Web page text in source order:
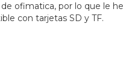
ofimatica, por lo que le
con tarjetas SD y TF.